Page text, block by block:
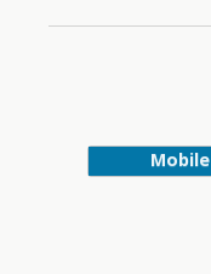
Mobile